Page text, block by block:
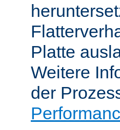
Platte
Weitere
der